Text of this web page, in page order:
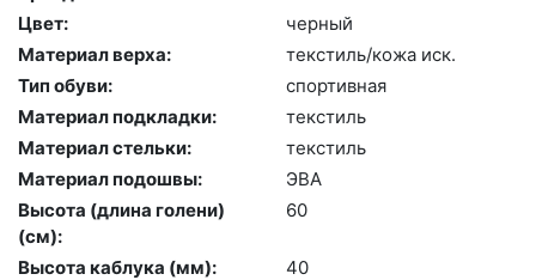
Цвет:
чер­ный
Материал верха:
текс­тиль/ко­жа иск.
Тип обуви:
спор­тивная
Материал подкладки:
текс­тиль
Материал стельки:
текс­тиль
Материал подошвы:
ЭВА
Высота (длина голени)
(cм):
60
Высота каблука (мм):
40